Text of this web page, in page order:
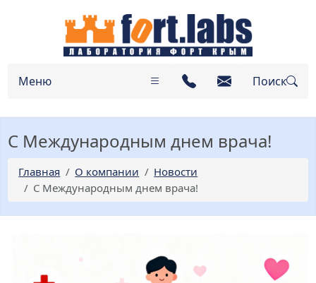
Меню Поиск
С Международным днем врача!
Главная О компании
Новости
С Международным днем врача!